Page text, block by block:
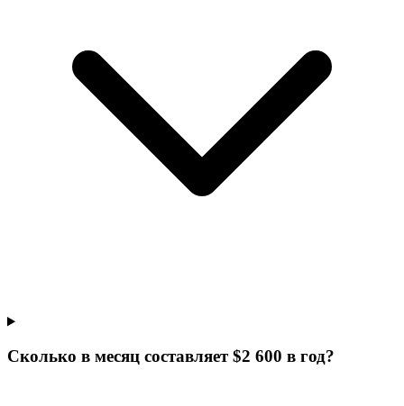
Сколько в месяц составляет $2 600 в год?